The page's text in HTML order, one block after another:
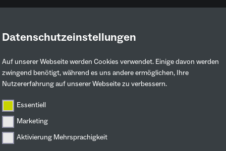
Datenschutzeinstellungen
Auf unserer Webseite werden Cookies verwendet. Einige davon werden
zwingend benötigt, während es uns andere ermöglichen, Ihre
Nutzererfahrung auf unserer Webseite zu verbessern.
Essentiell
Marketing
Aktivierung Mehrsprachigkeit
Mitmachen &
&